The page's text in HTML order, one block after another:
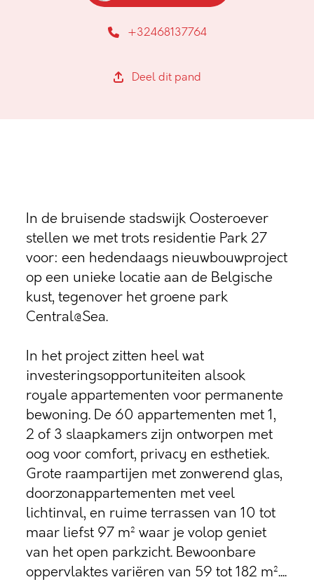
+32468137764
Deel dit pand
In de bruisende stadswijk Oosteroever
stellen we met trots residentie Park 27
voor: een hedendaags nieuwbouwproject
op een unieke locatie aan de Belgische
kust, tegenover het groene park
Central@Sea.
In het project zitten heel wat
investeringsopportuniteiten alsook
royale appartementen voor permanente
bewoning. De 60 appartementen met 1,
2 of 3 slaapkamers zijn ontworpen met
oog voor comfort, privacy en esthetiek.
Grote raampartijen met zonwerend glas,
doorzonappartementen met veel
lichtinval, en ruime terrassen van 10 tot
maar liefst 97 m² waar je volop geniet
van het open parkzicht. Bewoonbare
oppervlaktes variëren van 59 tot 182 m²....